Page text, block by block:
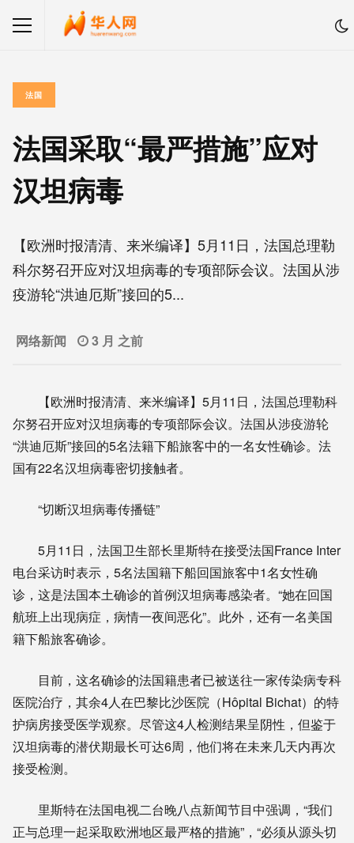
法国
法国采取“最严措施”应对
汉坦病毒
【欧洲时报清清、来米编译】5月11日，法国总理勒
科尔努召开应对汉坦病毒的专项部际会议。法国从涉
疫游轮“洪迪厄斯”接回的5...
网络新闻 3 月 之前
【欧洲时报清清、来米编译】5月11日，法国总理勒科
尔努召开应对汉坦病毒的专项部际会议。法国从涉疫游轮
“洪迪厄斯”接回的5名法籍下船旅客中的一名女性确诊。法
国有22名汉坦病毒密切接触者。
“切断汉坦病毒传播链”
5月11日，法国卫生部长里斯特在接受法国France Inter
电台采访时表示，5名法国籍下船回国旅客中1名女性确
诊，这是法国本土确诊的首例汉坦病毒感染者。“她在回国
航班上出现病症，病情一夜间恶化”。此外，还有一名美国
籍下船旅客确诊。
目前，这名确诊的法国籍患者已被送往一家传染病专科
医院治疗，其余4人在巴黎比沙医院（Hôpital Bichat）的特
护病房接受医学观察。尽管这4人检测结果呈阴性，但鉴于
汉坦病毒的潜伏期最长可达6周，他们将在未来几天内再次
接受检测。
里斯特在法国电视二台晚八点新闻节目中强调，“我们
正与总理一起采取欧洲地区最严格的措施”，“必须从源头切